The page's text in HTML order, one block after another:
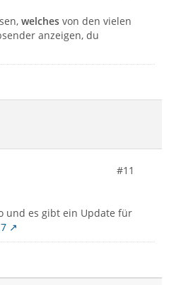
welches von den vielen
anzeigen, du
#11
und es gibt ein Update für